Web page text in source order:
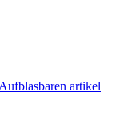
Aufblasbaren artikel